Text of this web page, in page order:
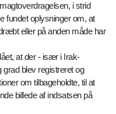
i strid
fundet oplysninger om, at
eller på anden måde har
at der - især i Irak-
blev registreret og
om tilbageholdte, til at
billede af indsatsen på